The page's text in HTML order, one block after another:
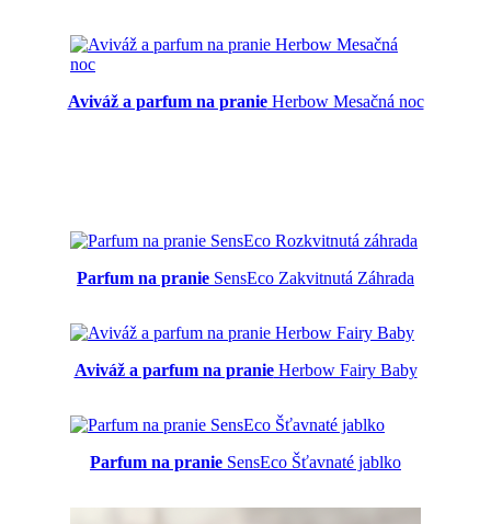
Aviváž a parfum na pranieHerbow Mesačná noc
Parfum na pranie SensEco Zakvitnutá Záhrada
Aviváž a parfum na pranieHerbow Fairy Baby
Parfum na pranie SensEco Šťavnaté jablko